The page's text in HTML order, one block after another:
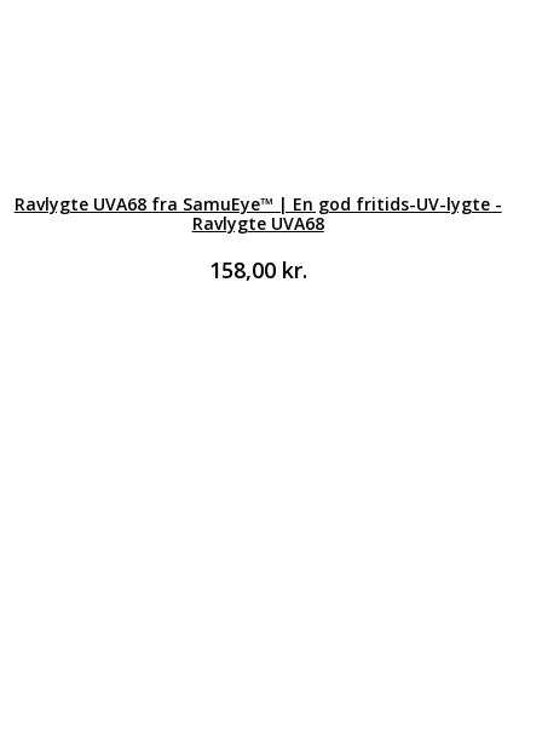
Ravlygte UVA68 fra SamuEye™ | En god fritids-UV-lygte -
Ravlygte UVA68
158,00 kr.